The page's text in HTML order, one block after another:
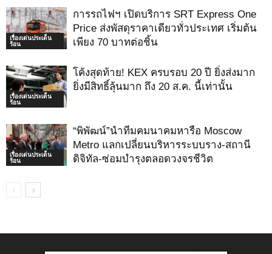
เรื่องเด่นประเด็น
ร้อน
การรถไฟฯ เปิดบริการ SRT Express One
Price ส่งพัสดุราคาเดียวทั่วประเทศ เริ่มต้น
เพียง 70 บาทต่อชิ้น
เรื่องเด่นประเด็น
ร้อน
โค้งสุดท้าย! KEX ครบรอบ 20 ปี ยิ่งส่งมาก
ยิ่งมีสิทธิ์ลุ้นมาก ถึง 20 ส.ค. นี้เท่านั้น
เรื่องเด่นประเด็น
ร้อน
“พิพัฒน์”นำทีมคมนาคมหารือ Moscow
Metro แลกเปลี่ยนบริหารระบบราง-สถานี
ดิจิทัล-ซ่อมบำรุงตลอดวงจรชีวิต